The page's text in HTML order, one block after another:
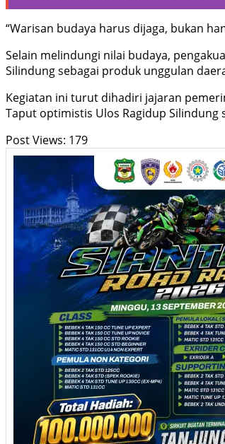
“Warisan budaya harus dijaga, bukan
Selain melindungi nilai budaya,
Silindung sebagai produk unggulan
Kegiatan ini turut dihadiri jajaran
Taput optimistis Ulos Ragidup
Post Views: 179